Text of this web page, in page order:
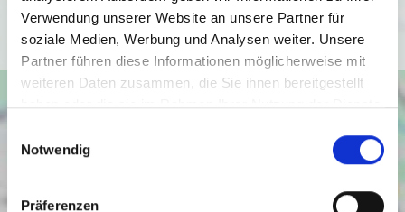
Verwendung unserer Website an unsere Partner für
soziale Medien, Werbung und Analysen weiter. Unsere
Partner führen diese Informationen möglicherweise mit
weiteren Daten zusammen, die Sie ihnen bereitgestellt
haben oder die sie im Rahmen Ihrer Nutzung der Dienste
Notwendig
Präferenzen
Ich bin einverstanden